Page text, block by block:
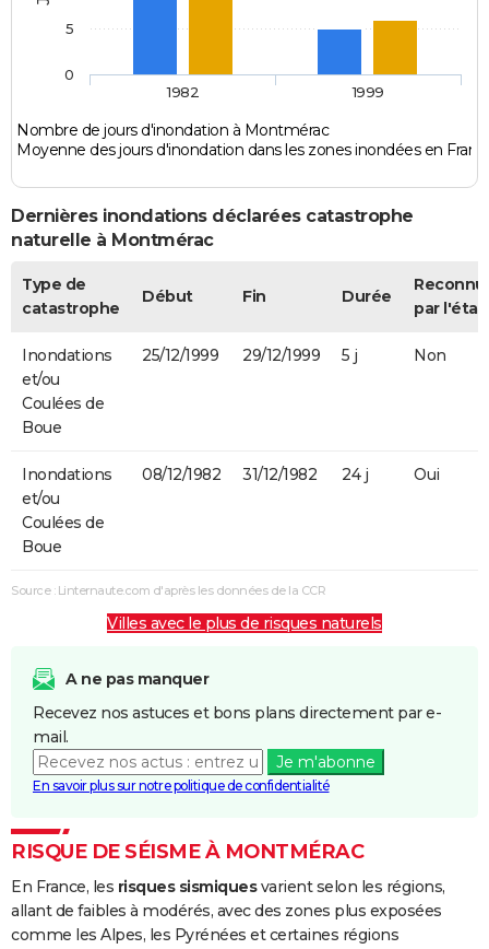
Nombre de jours d'inondation à Montmérac
Moyenne des jours d'inondation dans les zones inondées en
1982 1999
0
5
Dernières inondations déclarées catastrophe
naturelle à Montmérac
Type de
catastrophe
Début Fin Durée
par l'état
Inondations
et/ou
Coulées de
Boue
25/12/1999 29/12/1999 5 j Non
Inondations
et/ou
Coulées de
Boue
08/12/1982 31/12/1982 24 j Oui
Source : Linternaute.com d'après les données de la CCR
Villes avec le plus de risques naturels
A ne pas manquer
Recevez nos astuces et bons plans directement par e-
mail.
Je m'abonne
En savoir plus sur notre politique de confidentialité
RISQUE DE SÉISME À MONTMÉRAC
En France, les risques sismiquesvarient selon les régions,
allant de faibles à modérés, avec des zones plus exposées
comme les Alpes, les Pyrénées et certaines régions